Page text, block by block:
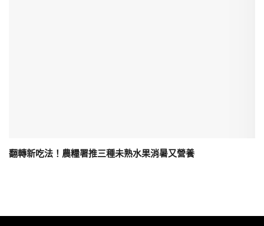
翻轉新吃法！農糧署推三種未熟水果消暑又營養